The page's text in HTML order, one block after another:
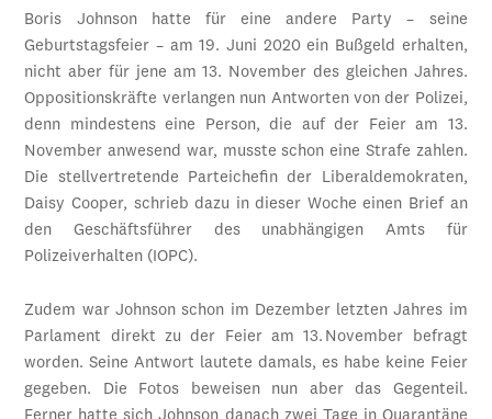
Boris Johnson hatte für eine andere Party – seine
Geburtstagsfeier – am 19. Juni 2020 ein Bußgeld erhalten,
nicht aber für jene am 13. November des gleichen Jahres.
Oppositionskräfte verlangen nun Antworten von der Polizei,
denn mindestens eine Person, die auf der Feier am 13.
November anwesend war, musste schon eine Strafe zahlen.
Die stellvertretende Parteichefin der Liberaldemokraten,
Daisy Cooper, schrieb dazu in dieser Woche einen Brief an
den Geschäftsführer des unabhängigen Amts für
Polizeiverhalten (IOPC).
Zudem war Johnson schon im Dezember letzten Jahres im
Parlament direkt zu der Feier am 13. November befragt
worden. Seine Antwort lautete damals, es habe keine Feier
gegeben. Die Fotos beweisen nun aber das Gegenteil.